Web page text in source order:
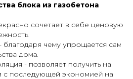
блока из газобетона
сочетает в себе ценовую
благодаря чему упрощается сам
дома.
- позволяет получить на
с последующей экономией на